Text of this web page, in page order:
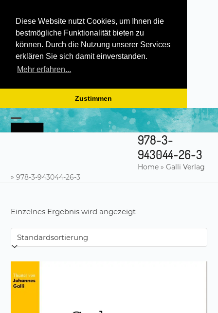
Diese Website nutzt Cookies, um Ihnen die
bestmögliche Funktionalität bieten zu
können. Durch die Nutzung unserer Services
erklären Sie sich damit einverstanden.
Mehr erfahren...
Zustimmen
Skip
to
content
Open
Close
978-3-
943044-26-3
Home» Galli Verlag
»978-3-943044-26-3
Einzelnes Ergebnis wird angezeigt